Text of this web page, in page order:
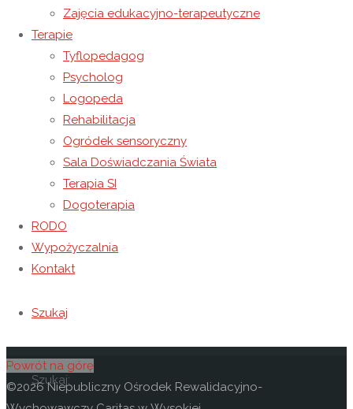
Zajęcia edukacyjno-terapeutyczne
Terapie
Tyflopedagog
Psycholog
Logopeda
Rehabilitacja
Ogródek sensoryczny
Sala Doświadczania Świata
Terapia SI
Dogoterapia
RODO
Wypożyczalnia
Kontakt
Szukaj
Szukaj:
Niepubliczny Ośrodek Rewalidacyjno-Wychowawczy
Caritas w Wysokiej
Wysoka 49
37-100 Łańcut
Email: kontakt@osrodekwysoka.pl
Telefon: (17) 22 58 055
https://osrodekwysoka.pl
Odwiedź nas na facebooku
Powrót na górę
©2026 Niepubliczny Ośrodek Rewalidacyjno-